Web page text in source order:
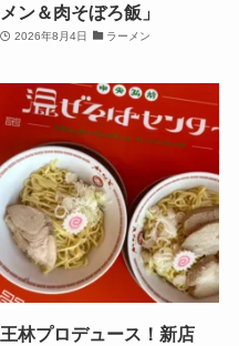
メン＆肉そぼろ飯」
2026年8月4日 ラーメン
王林プロデュース！新店